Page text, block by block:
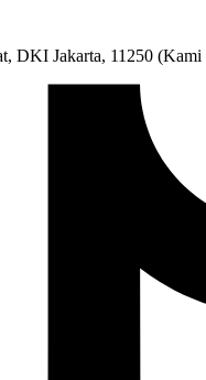
DKI Jakarta, 11250